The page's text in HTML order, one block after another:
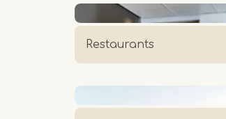
Restaurants